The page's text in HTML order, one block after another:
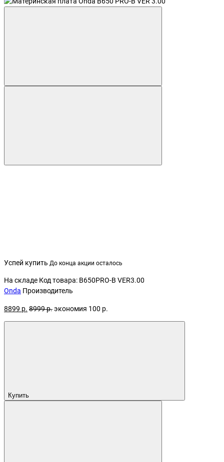
Успей купить До конца акции осталось
На складе Код товара: B650PRO-B VER3.00
Onda Производитель
8899 р. 8999 р.экономия 100 р.
Купить